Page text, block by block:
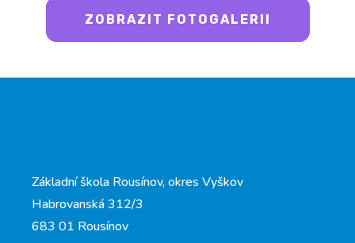
ZOBRAZIT FOTOGALERII
Základní škola Rousínov, okres Vyškov
Habrovanská 312/3
683 01 Rousínov